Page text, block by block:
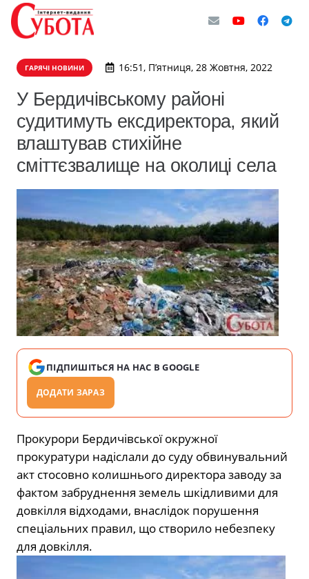
ГАРЯЧІ НОВИНИ 16:51, П’ятниця, 28 Жовтня, 2022
У Бердичівському районі
судитимуть ексдиректора, який
влаштував стихійне
сміттєзвалище на околиці села
ПІДПИШІТЬСЯ НА НАС В GOOGLE
ДОДАТИ ЗАРАЗ
Прокурори Бердичівської окружної
прокуратури надіслали до суду обвинувальний
акт стосовно колишнього директора заводу за
фактом забруднення земель шкідливими для
довкілля відходами, внаслідок порушення
спеціальних правил, що створило небезпеку
для довкілля.